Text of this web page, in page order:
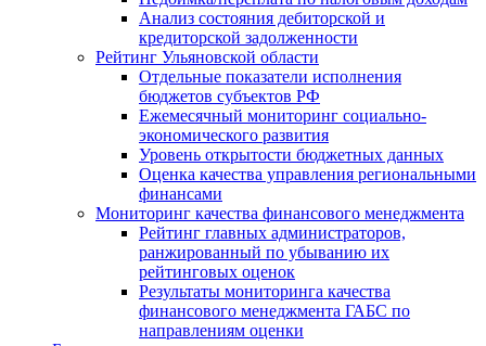
Анализ состояния дебиторской и
кредиторской задолженности
Рейтинг Ульяновской области
Отдельные показатели исполнения
бюджетов субъектов РФ
Ежемесячный мониторинг социально-
экономического развития
Уровень открытости бюджетных данных
Оценка качества управления региональными
финансами
Мониторинг качества финансового менеджмента
Рейтинг главных администраторов,
ранжированный по убыванию их
рейтинговых оценок
Результаты мониторинга качества
финансового менеджмента ГАБС по
направлениям оценки